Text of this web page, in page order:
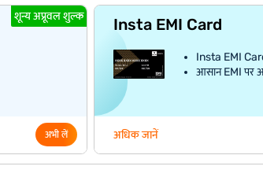
शून्य अप्रूवल शुल्क
अभी लें
Insta EMI Card
Insta EMI
आसान EMI पर
अधिक जानें